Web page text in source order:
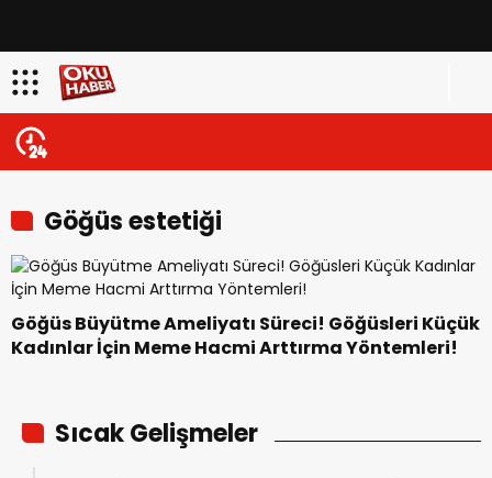
Göğüs estetiği
Göğüs Büyütme Ameliyatı Süreci! Göğüsleri Küçük
Kadınlar İçin Meme Hacmi Arttırma Yöntemleri!
Sıcak Gelişmeler